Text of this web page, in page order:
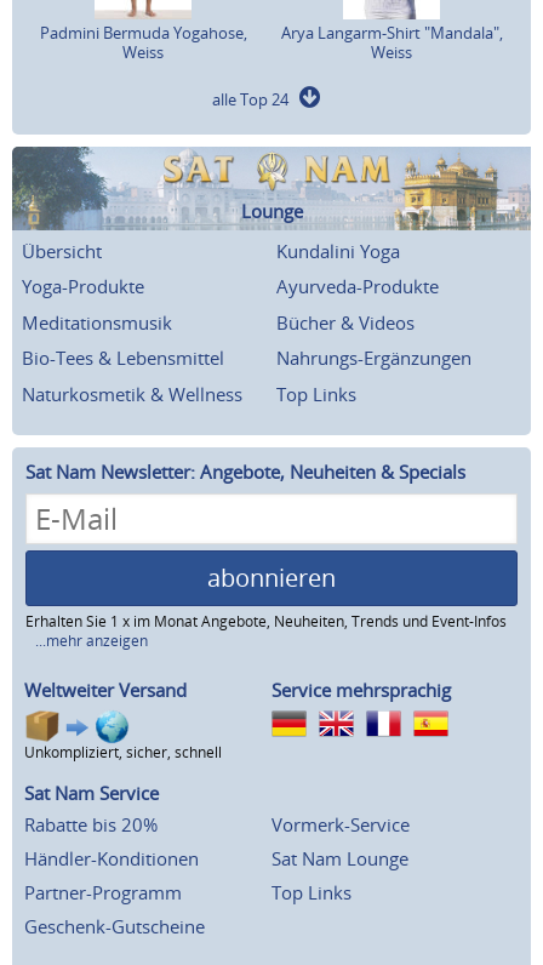
Padmini Bermuda Yogahose,
Weiss
Arya Langarm-Shirt "Mandala",
Weiss
alle Top 24
Lounge
Übersicht
Kundalini Yoga
Yoga-Produkte
Ayurveda-Produkte
Meditationsmusik
Bücher & Videos
Bio-Tees & Lebensmittel
Nahrungs-Ergänzungen
Naturkosmetik & Wellness
Top Links
Sat Nam Newsletter: Angebote, Neuheiten & Specials
abonnieren
Erhalten Sie 1 x im Monat Angebote, Neuheiten, Trends und Event-Infos
...mehr anzeigen
Weltweiter Versand
Unkompliziert, sicher, schnell
Service mehrsprachig
Sat Nam Service
Rabatte bis 20%
Händler-Konditionen
Partner-Programm
Geschenk-Gutscheine
Vormerk-Service
Sat Nam Lounge
Top Links